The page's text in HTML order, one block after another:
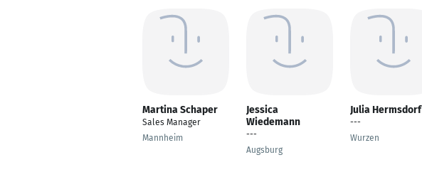
Martina Schaper
Sales Manager
Mannheim
Jessica
Wiedemann
---
Augsburg
Julia Hermsdorf
---
Wurzen